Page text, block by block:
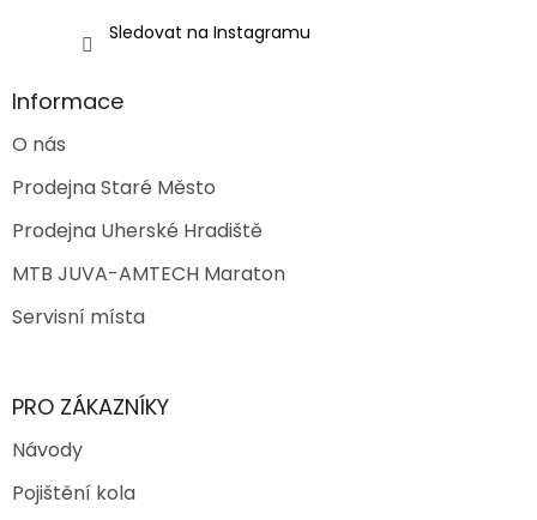
Sledovat na Instagramu
Informace
O nás
Prodejna Staré Město
Prodejna Uherské Hradiště
MTB JUVA-AMTECH Maraton
Servisní místa
PRO ZÁKAZNÍKY
Návody
Pojištění kola